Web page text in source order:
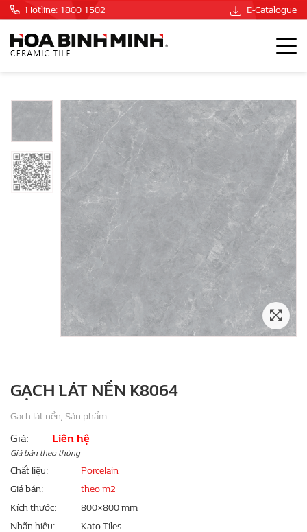
Hotline: 1800 1502 E-Catalogue
GẠCH LÁT NỀN K8064
Gạch lát nền, Sản phẩm
Giá: Liên hệ
Giá bán theo thùng
Chất liệu
Porcelain
Giá bán
theo m2
Kích thước
800×800 mm
Nhãn hiệu
Kato Tiles